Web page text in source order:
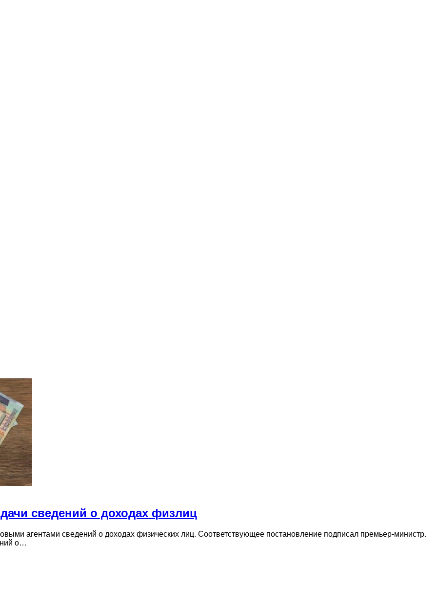
сведений о доходах физлиц
агентами сведений о доходах физических лиц. Соответствующее постановление подписал премьер-министр.
о…